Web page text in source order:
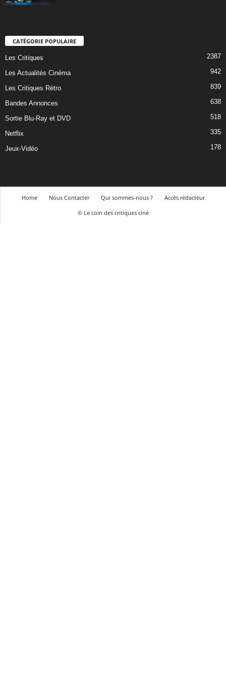
CATÉGORIE POPULAIRE
Les Critiques 2387
Les Actualités Cinéma 942
Les Critiques Rétro 839
Bandes Annonces 638
Sortie Blu-Ray et DVD 518
Netflix 335
Jeux-Vidéo 178
Home Nous Contacter Qui sommes-nous ?
Accès rédacteur
© Le coin des critiques ciné